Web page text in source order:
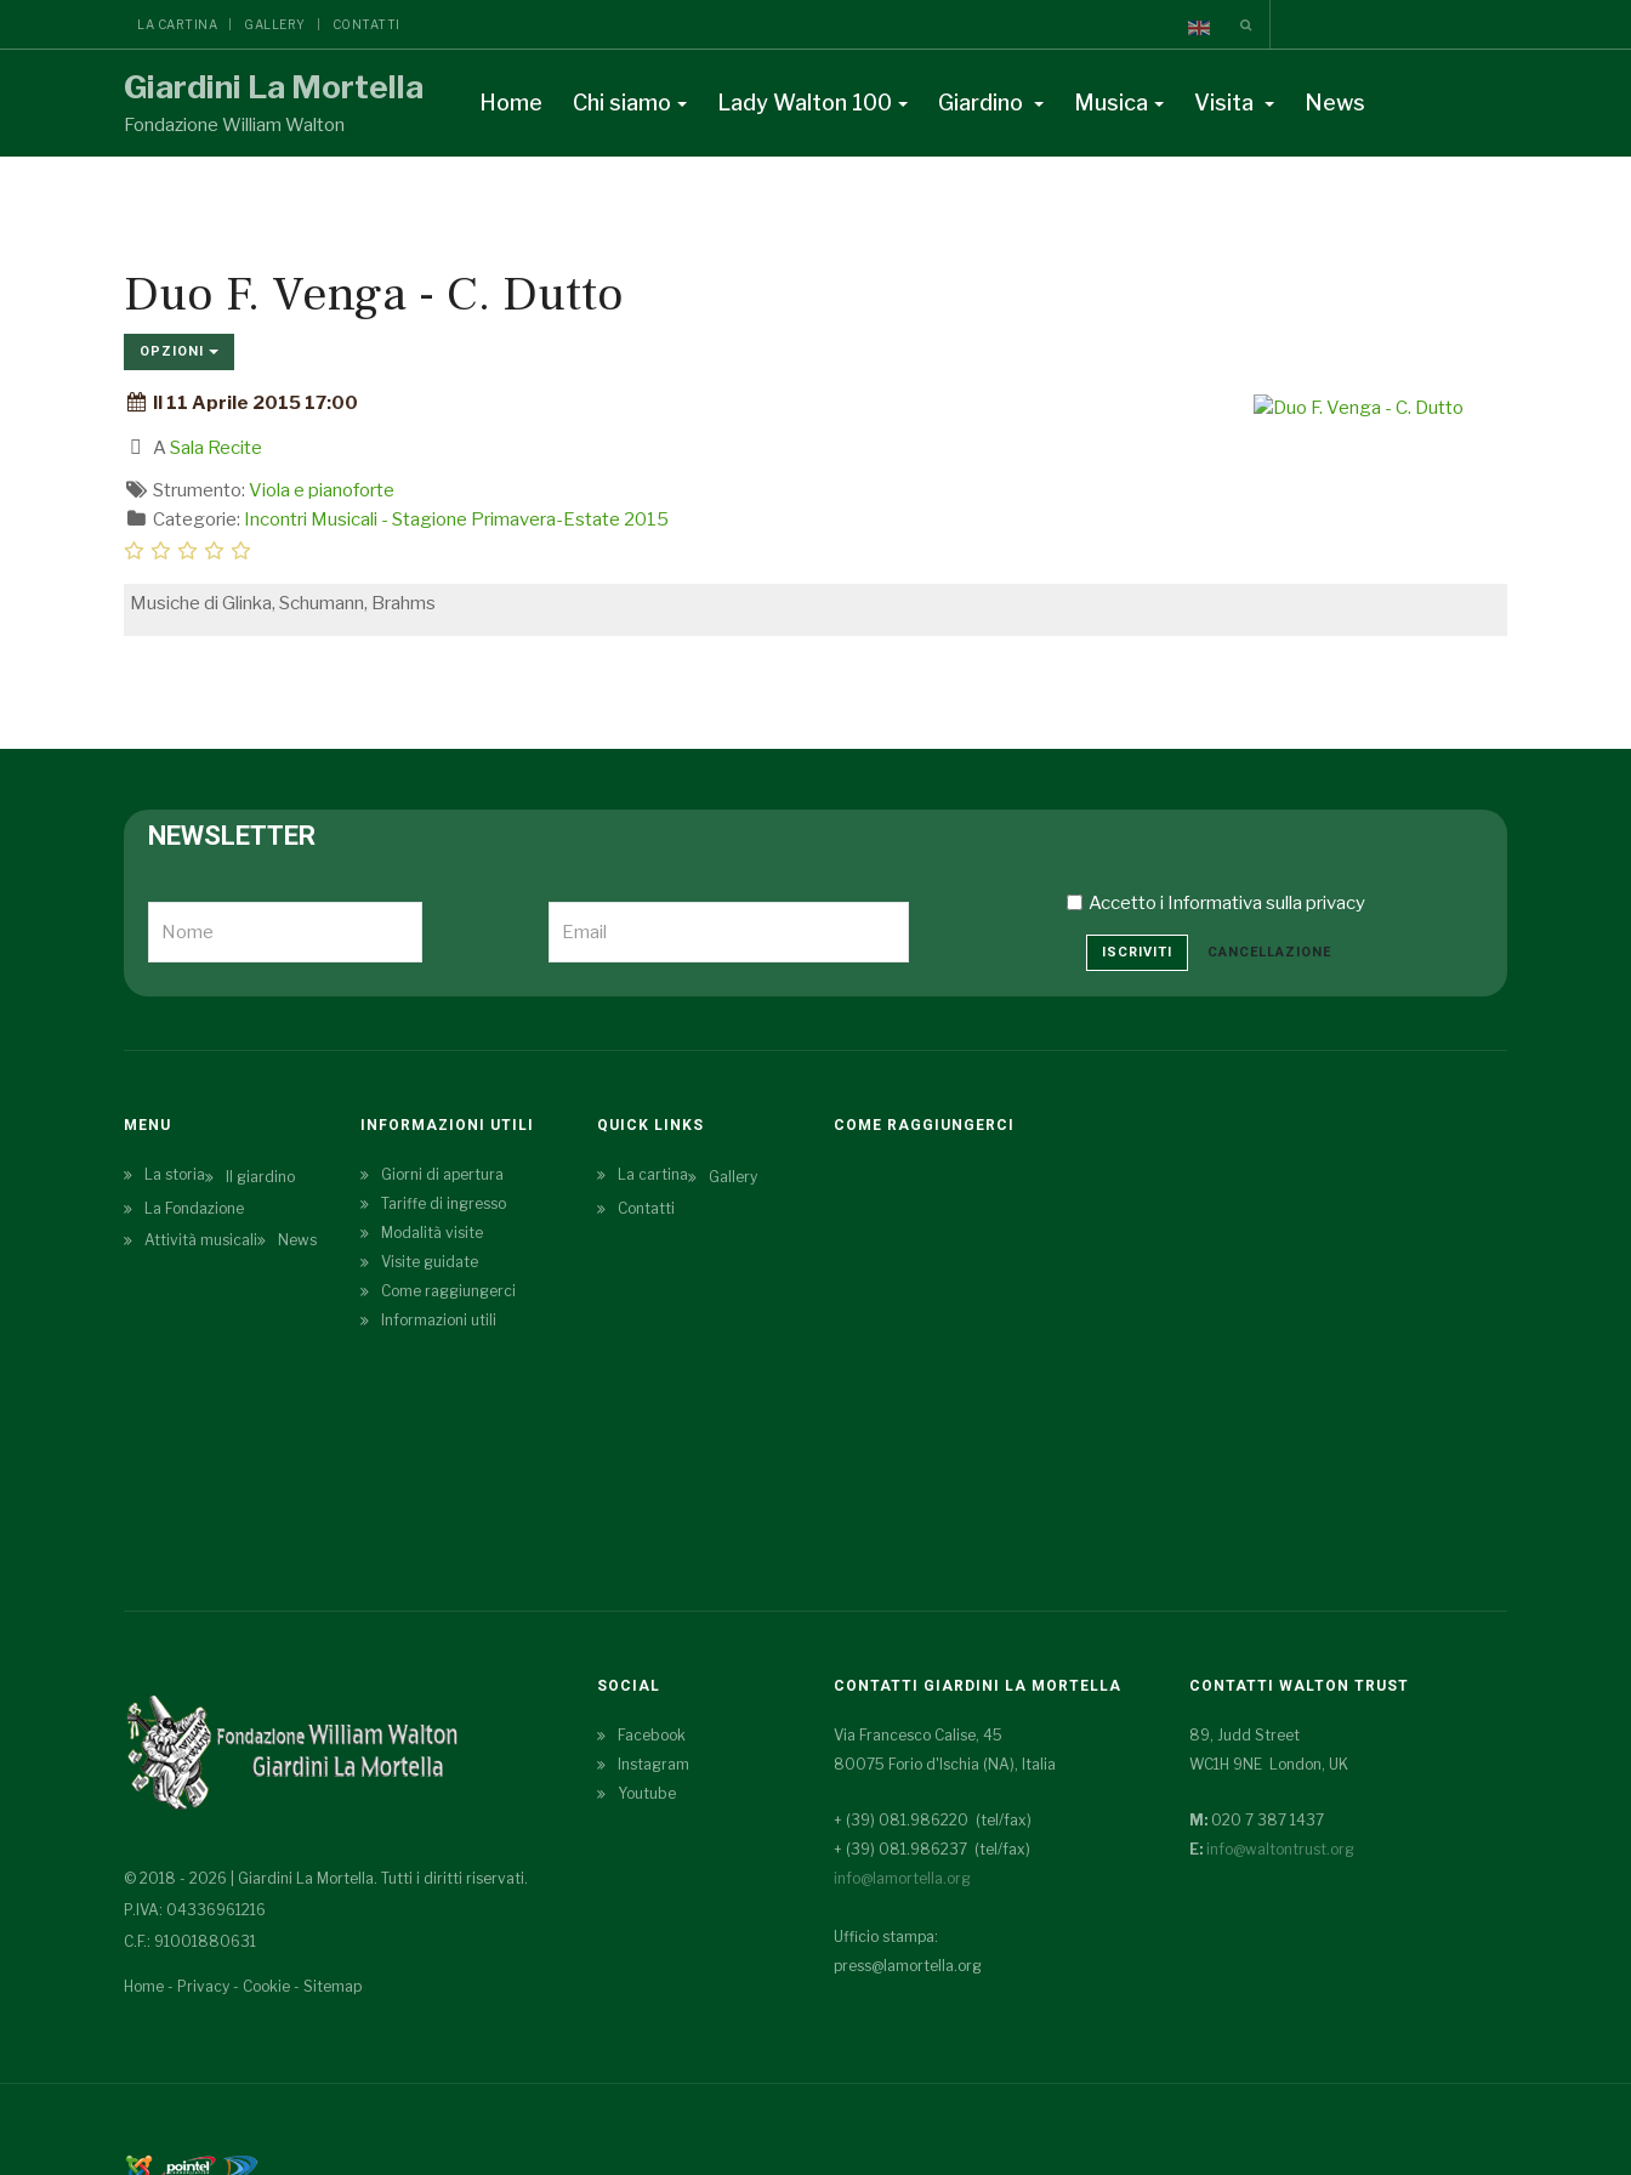
LA CARTINA GALLERY CONTATTI
Giardini La Mortella
Fondazione William Walton
Home Chi siamo Lady Walton 100 Giardino Musica Visita News
Duo F. Venga - C. Dutto
OPZIONI
Il 11 Aprile 2015 17:00
A Sala Recite
Strumento: Viola e pianoforte
Categorie: Incontri Musicali - Stagione Primavera-Estate 2015
Musiche di Glinka, Schumann, Brahms
NEWSLETTER
Accetto i Informativa sulla privacy
ISCRIVITI CANCELLAZIONE
MENU
La storia
Il giardino
La Fondazione
Attività musicali
News
INFORMAZIONI UTILI
Giorni di apertura
Tariffe di ingresso
Modalità visite
Visite guidate
Come raggiungerci
Informazioni utili
QUICK LINKS
La cartina
Gallery
Contatti
COME RAGGIUNGERCI
© 2018 - 2026 | Giardini La Mortella. Tutti i diritti riservati.
P.IVA: 04336961216
C.F.: 91001880631
Home - Privacy - Cookie - Sitemap
SOCIAL
Facebook
Instagram
Youtube
CONTATTI GIARDINI LA MORTELLA
Via Francesco Calise, 45
80075 Forio d'Ischia (NA), Italia
+ (39) 081.986220 (tel/fax)
+ (39) 081.986237 (tel/fax)
info@lamortella.org
Ufficio stampa:
press@lamortella.org
CONTATTI WALTON TRUST
89, Judd Street
WC1H 9NE London, UK
M:020 7 387 1437
E: info@waltontrust.org